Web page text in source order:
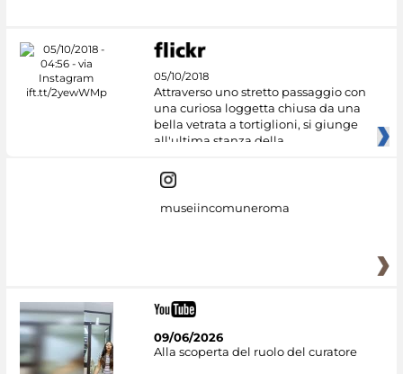
05/10/2018
Attraverso uno stretto passaggio con
una curiosa loggetta chiusa da una
bella vetrata a tortiglioni, si giunge
all'ultima stanza della
museiincomuneroma
09/06/2026
Alla scoperta del ruolo del curatore